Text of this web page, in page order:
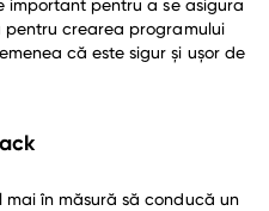
important pentru a se asigura
crearea programului
că este sigur și ușor de
mai în măsură să conducă un